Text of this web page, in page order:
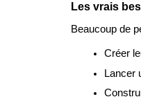
Les vrais
Beaucoup de
Créer
Lancer